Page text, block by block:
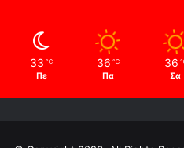
33 ℃
Πε
36 ℃
Πα
36
Σα